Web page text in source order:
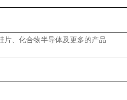
片、化合物半导体及更多的产品